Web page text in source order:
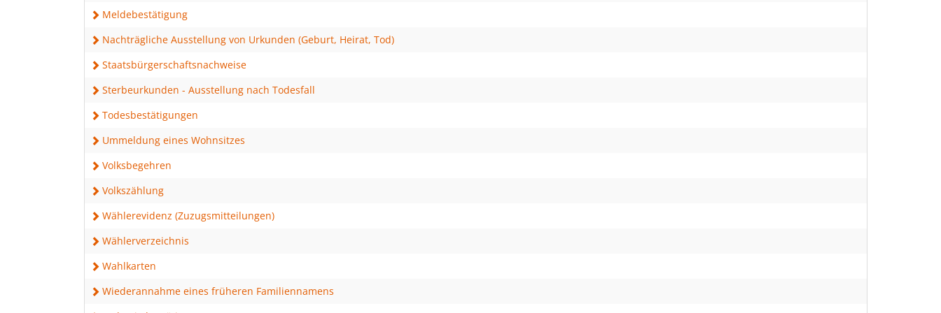
Meldebestätigung
Nachträgliche Ausstellung von Urkunden (Geburt, Heirat, Tod)
Staatsbürgerschaftsnachweise
Sterbeurkunden - Ausstellung nach Todesfall
Todesbestätigungen
Ummeldung eines Wohnsitzes
Volksbegehren
Volkszählung
Wählerevidenz (Zuzugsmitteilungen)
Wählerverzeichnis
Wahlkarten
Wiederannahme eines früheren Familiennamens